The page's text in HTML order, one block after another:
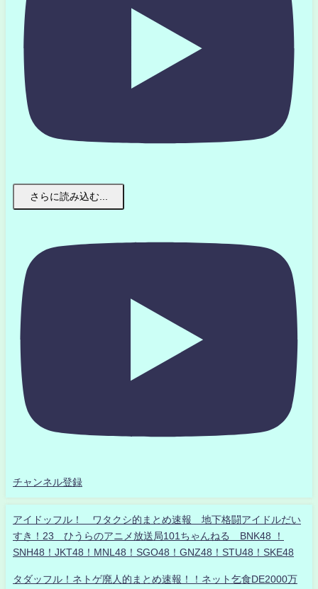
さらに読み込む...
チャンネル登録
アイドッフル！ ワタクシ的まとめ速報 地下格闘アイドルだい
すき！23 ひうらのアニメ放送局101ちゃんねる BNK48 ！
SNH48！JKT48！MNL48！SGO48！GNZ48！STU48！SKE48
タダッフル！ネトゲ廃人的まとめ速報！！ネット乞食DE2000万